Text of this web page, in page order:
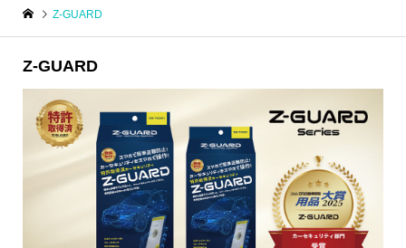
Z-GUARD
Z-GUARD